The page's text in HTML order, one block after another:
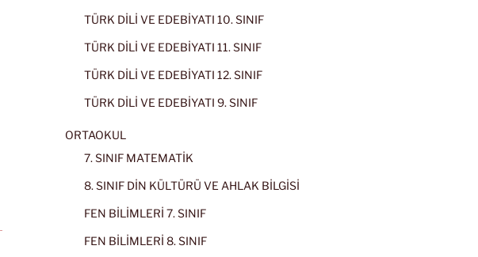
TÜRK DİLİ VE EDEBİYATI 10. SINIF
TÜRK DİLİ VE EDEBİYATI 11. SINIF
TÜRK DİLİ VE EDEBİYATI 12. SINIF
TÜRK DİLİ VE EDEBİYATI 9. SINIF
ORTAOKUL
7. SINIF MATEMATİK
8. SINIF DİN KÜLTÜRÜ VE AHLAK BİLGİSİ
FEN BİLİMLERİ 7. SINIF
FEN BİLİMLERİ 8. SINIF